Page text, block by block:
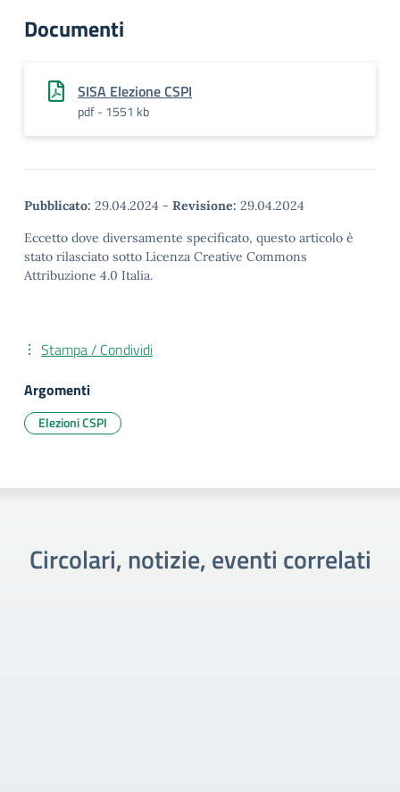
Documenti
SISA Elezione CSPI
pdf - 1551 kb
Pubblicato: 29.04.2024 - Revisione: 29.04.2024
Eccetto dove diversamente specificato, questo articolo è
stato rilasciato sotto Licenza Creative Commons
Attribuzione 4.0 Italia.
Stampa / Condividi
Argomenti
Elezioni CSPI
Circolari, notizie, eventi correlati